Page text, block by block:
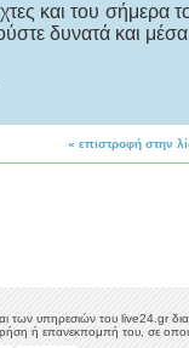
και του σήμερα
δυνατά και
« επιστροφή στην
των υπηρεσιών του live24.gr
ή επανεκπομπή του, σε